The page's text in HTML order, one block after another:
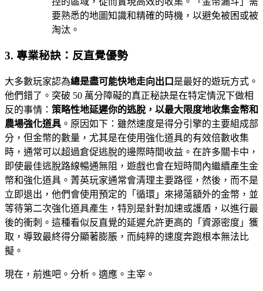
要熟悉的地圖知識和精確的時機，以避免被困或被
淘汰。
3. 專業秘訣：反直覺優勢
大多數玩家認為總是盡可能快地走向出口 是最好的遊玩方式。
他們錯了。突破 50 萬分障礙的真正秘訣是在特定情況下做相
反的事情： 策略性地延遲你的逃脫，以最大限度地收集金幣和
農場強化道具 。原因如下：雖然速度是得分引擎的主要組成部
分，但金幣的數量，尤其是在使用強化道具的有效倍數收集
時，通常可以超過倉促逃脫的邊際時間收益。在許多關卡中，
即使最佳逃脫路線暢通無阻，遊戲也會在短時間內繼續產生金
幣和強化道具。菁英玩家通常會清理主要路徑，然後，而不是
立即退出，他們會使用預定的「循環」來掃蕩額外的金幣，並
等待第二次強化道具產生，特別是針對加速或護盾，以進行最
後的衝刺。這種看似反直覺的延遲允許更高的「資源密度」獲
取，導致最終得分顯著膨脹，而純粹的速度奔跑根本無法比
擬。
現在，前進吧。分析。適應。主宰。